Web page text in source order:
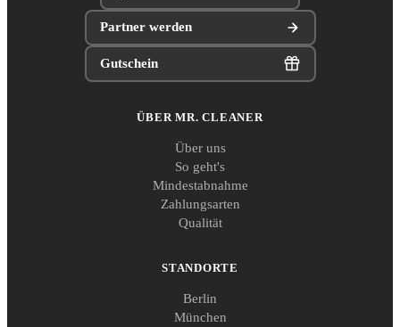
Partner werden
Gutschein
ÜBER MR. CLEANER
Über uns
So geht's
Mindestabnahme
Zahlungsarten
Qualität
STANDORTE
Berlin
München